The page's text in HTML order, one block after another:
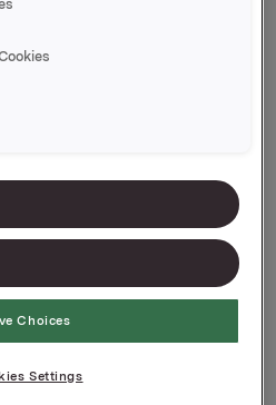
Grandiosa Delux
toppet med krydret
skinke, norske oster,
digg tomatsaus. For mer
hver bit!
ostepizzaen. Den
4 norske kvalitetsoster
Norsk Mozzarella og Tine
Sammen med en
Choices
Settings